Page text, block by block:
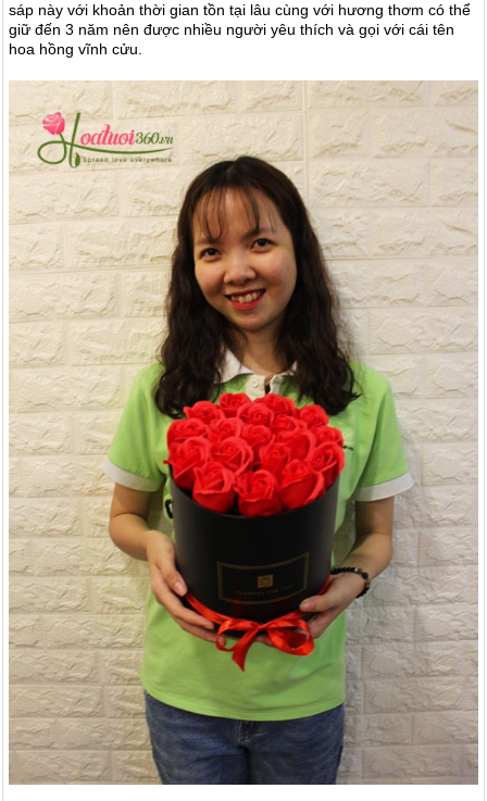
sáp này với khoản thời gian tồn tại lâu cùng với hương thơm có thể
giữ đến 3 năm nên được nhiều người yêu thích và gọi với cái tên
hoa hồng vĩnh cửu.